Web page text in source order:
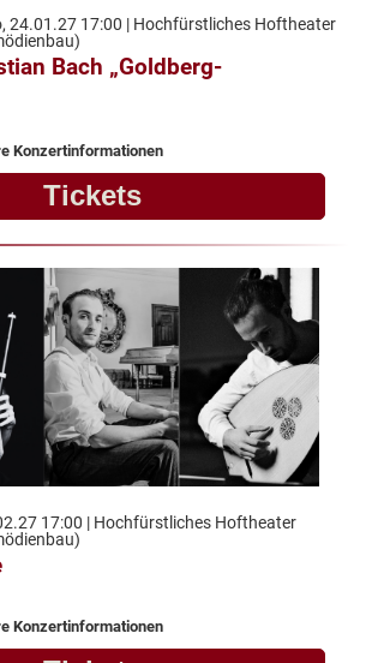
24.01.27 17:00 | Hochfürstliches Hoftheater
Bach „Goldberg-
Konzertinformationen
Tickets
17:00 | Hochfürstliches Hoftheater
Konzertinformationen